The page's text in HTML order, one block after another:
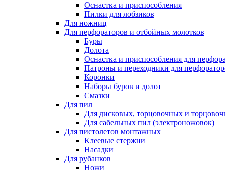
Оснастка и приспособления
Пилки для лобзиков
Для ножниц
Для перфораторов и отбойных молотков
Буры
Долота
Оснастка и приспособления для
Патроны и переходники для
Коронки
Наборы буров и долот
Смазки
Для пил
Для дисковых, торцовочных и
Для сабельных пил (электроножовок)
Для пистолетов монтажных
Клеевые стержни
Насадки
Для рубанков
Ножи